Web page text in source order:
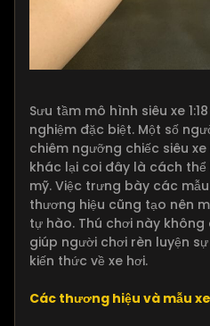
Sưu tầm mô hình siêu xe
nghiệm đặc biệt. Một số
chiêm ngưỡng chiếc siêu
khác lại coi đây là cách
mỹ. Việc trưng bày các
thương hiệu cũng tạo nên
tự hào. Thú chơi này
giúp người chơi rèn luyện
kiến thức về xe hơi.
Các thương hiệu và mẫu